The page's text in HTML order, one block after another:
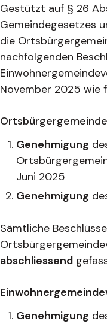
Gestützt auf § 26
Gemeindegesetzes
die
nachfolgenden
November 2025
Genehmigung
Juni 2025
Genehmigung
Sämtliche
abschliessend
Genehmigung